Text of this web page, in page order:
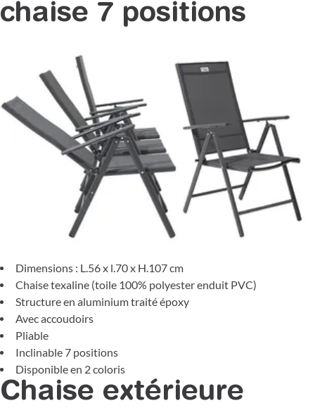
chaise 7 positions
Dimensions : L.56 x l.70 x H.107 cm
Chaise texaline (toile 100% polyester enduit PVC)
Structure en aluminium traité époxy
Avec accoudoirs
Pliable
Inclinable 7 positions
Disponible en 2 coloris
Chaise extérieure